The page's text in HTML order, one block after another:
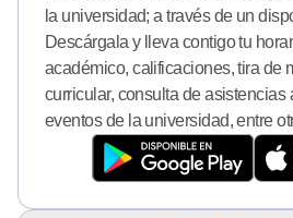
la universidad; a través de un
Descárgala y lleva contigo tu
académico, calificaciones, tira de
curricular, consulta de asistencias
eventos de la universidad, entre